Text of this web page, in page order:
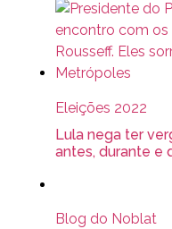
Eleições 2022
Lula nega ter
antes, durante e
Blog do Noblat